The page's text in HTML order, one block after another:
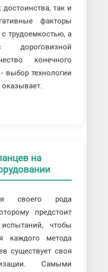
так и
факторы
трудоемкостью, а
дороговизной
конечного
выбор технологии
на
своего рода
предстоит
чтобы
каждого метода
существует своя
Самыми